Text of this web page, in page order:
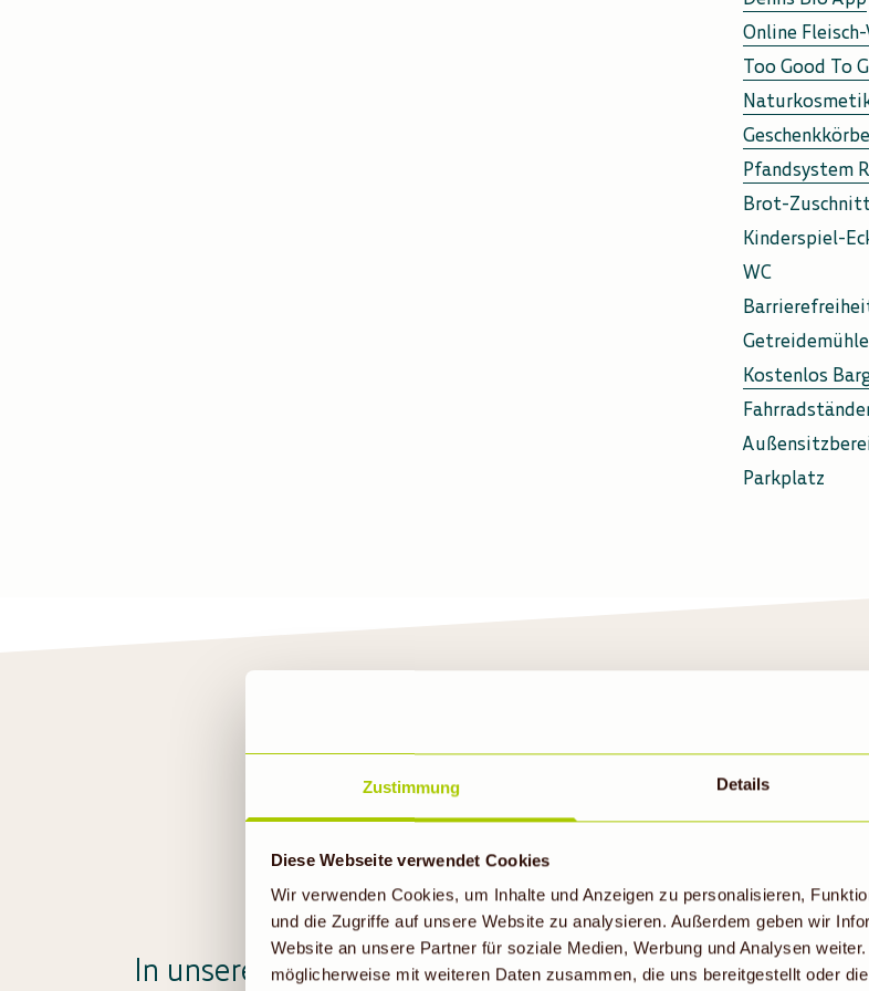
Zustimmung Details
Diese Webseite verwendet Cookies
Wir verwenden Cookies, um Inhalte und Anzeigen zu personalisieren,
und die Zugriffe auf unsere Website zu analysieren. Außerdem geben wir
Website an unsere Partner für soziale Medien, Werbung und Analysen
möglicherweise mit weiteren Daten zusammen, die uns bereitgestellt oder
Online
Too Good To
Geschenkkörbe
Pfandsystem
Brot-
Kinderspiel-
WC
Getreidemühle
Kostenlos
Parkplatz
UNSER DENNS
IN BERLIN
In unserem Denns BioMarkt in Berlin bieten wir dir